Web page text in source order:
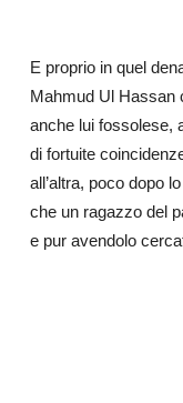
E proprio in quel
Mahmud Ul Hassan
anche lui fossolese,
di fortuite
all’altra, poco dopo
che un ragazzo del
e pur avendolo